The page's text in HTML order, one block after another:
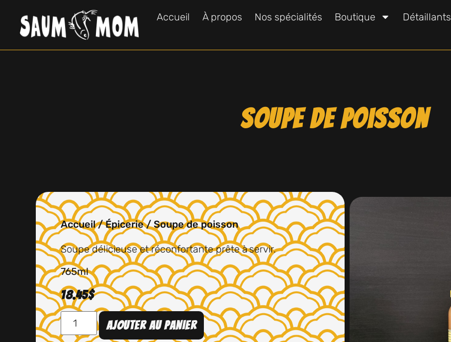
Accueil À propos Nos spécialités Boutique Détaillants
Soupe de poisson
Accueil/Épicerie/ Soupe de poisson
Soupe délicieuse et réconfortante prête àservir.
765ml
18.45$
Ajouter au panier